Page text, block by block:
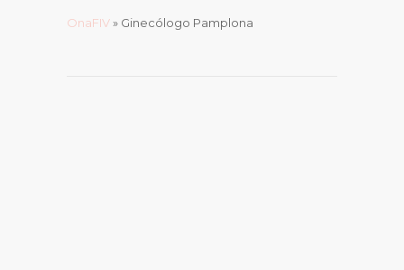
OnaFIV» Ginecólogo Pamplona